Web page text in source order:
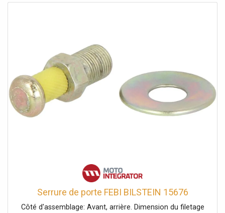
Serrure de porte FEBI BILSTEIN 15676
Côté d'assemblage: Avant, arrière. Dimension du filetage